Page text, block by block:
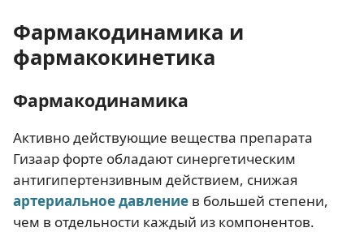
Фармакодинамика и
фармакокинетика
Фармакодинамика
Активно действующие вещества препарата
Гизаар форте обладают синергетическим
антигипертензивным действием, снижая
артериальное давление в большей степени,
чем в отдельности каждый из компонентов.